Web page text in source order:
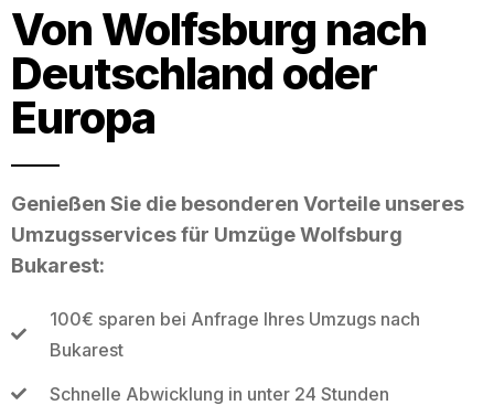
Von Wolfsburg nach
Deutschland oder
Europa
Genießen Sie die besonderen Vorteile unseres
Umzugsservices für Umzüge Wolfsburg
Bukarest:
100€ sparen bei Anfrage Ihres Umzugs nach
Bukarest
Schnelle Abwicklung in unter 24 Stunden